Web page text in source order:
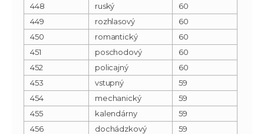
448
ruský
60
449
rozhlasový
60
450
romantický
60
451
poschodový
60
452
policajný
60
453
vstupný
59
454
mechanický
59
455
kalendárny
59
456
dochádzkový
59